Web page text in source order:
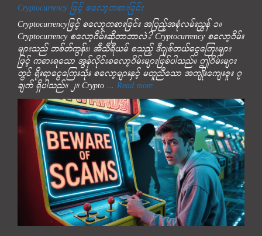
Cryptocurrency ဖြင့် စလော့ကစားခြင်း
Cryptocurrencyဖြင့် စလော့ကစားခြင်း အပြည့်အစုံလမ်းညွှန် ၁။
Cryptocurrency စလော့ဂိမ်းဆိုတာဘာလဲ? Cryptocurrency စလော့ဂိမ်း
များသည် ဘစ်တ်ကွန်း၊ အီသီရီယမ် စသည့် ဒီဂျစ်တယ်ငွေကြေးများ
ဖြင့် ကစားရသော အွန်လိုင်းစလော့ဂိမ်းများဖြစ်ပါသည်။ ဤဂိမ်းများ
တွင် ရိုးရာငွေကြေးသုံး စလော့များနှင့် မတူညီသော အကျိုးကျေးဇူး ၇
ချက် ရှိပါသည်။ ၂။ Crypto ... Read more